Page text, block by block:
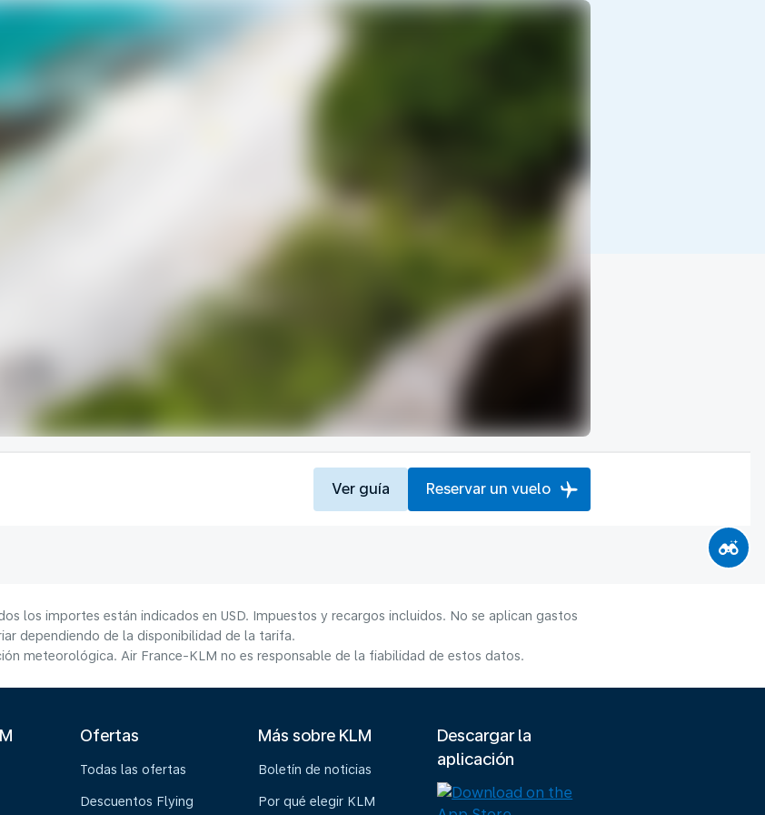
Ver guía Reservar un vuelo
los importes están indicados en USD. Impuestos y recargos incluidos. No se aplican gastos
dependiendo de la disponibilidad de la tarifa.
meteorológica. Air France-KLM no es responsable de la fiabilidad de estos datos.
Ofertas
Todas las ofertas
Descuentos Flying
Más sobre KLM
Boletín de noticias
Por qué elegir KLM
Descargar la
aplicación